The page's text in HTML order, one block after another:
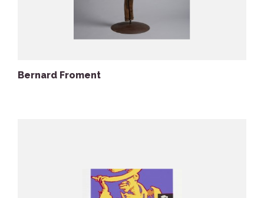
Bernard Froment